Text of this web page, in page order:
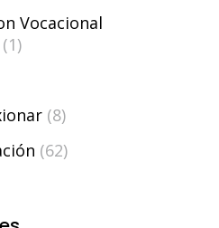
Vocacional
(1)
(8)
(62)